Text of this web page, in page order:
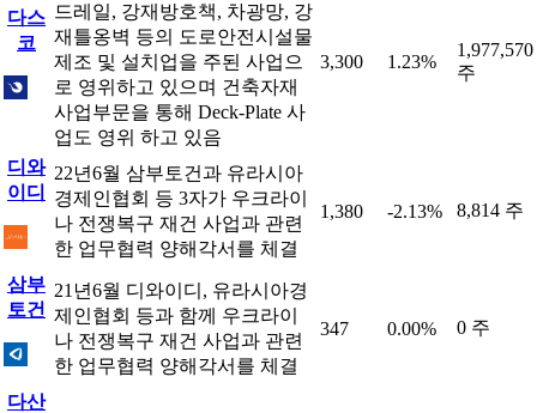
다스
코
드레일, 강재방호책, 차광망, 강
재틀옹벽 등의 도로안전시설물
제조 및 설치업을 주된 사업으
로 영위하고 있으며 건축자재
사업부문을 통해 Deck-Plate 사
업도 영위 하고 있음
3,300 1.23%
1,977,570
주
디와
이디
22년6월 삼부토건과 유라시아
경제인협회 등 3자가 우크라이
나 전쟁복구 재건 사업과 관련
한 업무협력 양해각서를 체결
1,380 -2.13% 8,814 주
삼부
토건
21년6월 디와이디, 유라시아경
제인협회 등과 함께 우크라이
나 전쟁복구 재건 사업과 관련
한 업무협력 양해각서를 체결
347 0.00% 0 주
다산